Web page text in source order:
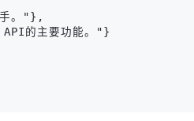
。"},
的主要功能。"}